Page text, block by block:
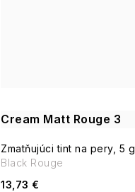
Cream Matt Rouge 3
Zmatňujúci tint na pery, 5 g
13,73 €
Black Rouge